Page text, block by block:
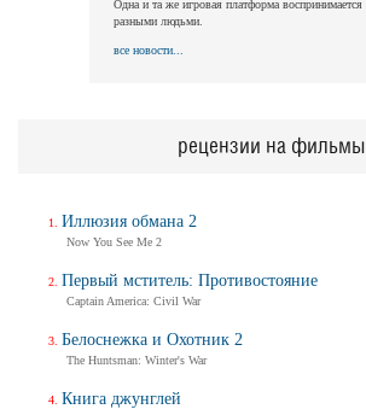
Одна и та же игровая платформа воспринимается
разными людьми.
все новости...
рецензии на фильмы
Иллюзия обмана 2
Now You See Me 2
Первый мститель: Противостояние
Captain America: Civil War
Белоснежка и Охотник 2
The Huntsman: Winter's War
Книга джунглей